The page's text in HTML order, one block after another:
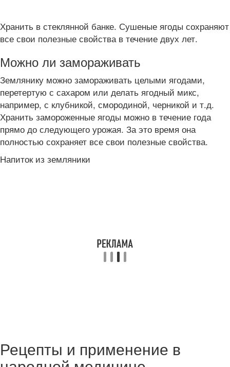
Хранить в стеклянной банке. Сушеные ягоды сохраняют
все свои полезные свойства в течение двух лет.
Можно ли замораживать
Землянику можно замораживать целыми ягодами,
перетертую с сахаром или делать ягодный микс,
например, с клубникой, смородиной, черникой и т.д.
Хранить замороженные ягоды можно в течение года
прямо до следующего урожая. За это время она
полностью сохраняет все свои полезные свойства.
Напиток из земляники
Рецепты и применение в